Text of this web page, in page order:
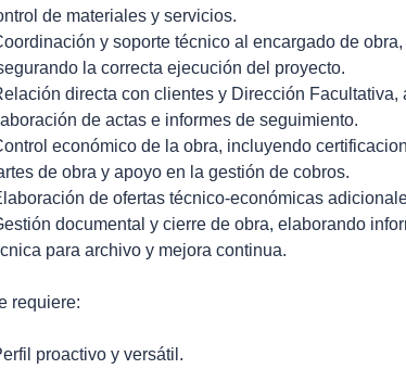
de materiales y servicios.
y soporte técnico al encargado de
la correcta ejecución del proyecto.
directa con clientes y Dirección
de actas e informes de seguimiento.
económico de la obra, incluyendo
de obra y apoyo en la gestión de cobros.
de ofertas técnico-económicas
documental y cierre de obra, elaborando
para archivo y mejora continua.
requiere:
proactivo y versátil.